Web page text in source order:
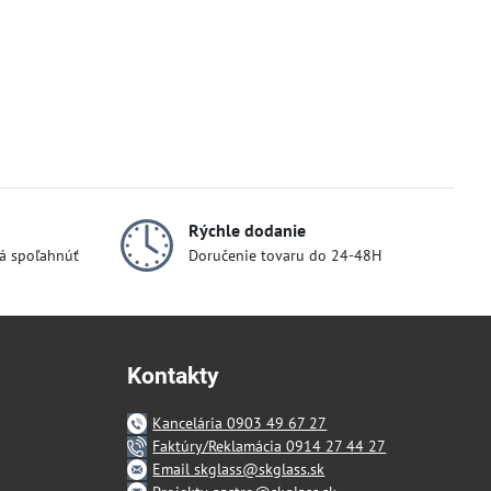
spoľahnúť
Rýchle dodanie
Doručenie tovaru do 24-48H
Kontakty
Kancelária 0903 49 67 27
Faktúry/Reklamácia 0914 27 44 27
Email skglass@skglass.sk